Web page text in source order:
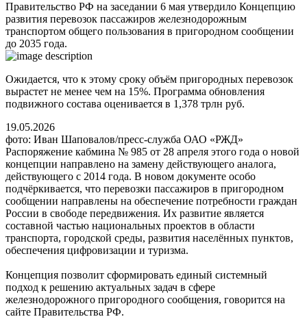
Правительство РФ на заседании 6 мая утвердило Концепцию
развития перевозок пассажиров железнодорожным
транспортом общего пользования в пригородном сообщении
до 2035 года.
Ожидается, что к этому сроку объём пригородных перевозок
вырастет не менее чем на 15%. Программа обновления
подвижного состава оценивается в 1,378 трлн руб.
19.05.2026
фото: Иван Шаповалов/пресс-служба ОАО «РЖД»
Распоряжение кабмина № 985 от 28 апреля этого года о новой
концепции направлено на замену действующего аналога,
действующего с 2014 года. В новом документе особо
подчёркивается, что перевозки пассажиров в пригородном
сообщении направлены на обеспечение потребности граждан
России в свободе передвижения. Их развитие является
составной частью национальных проектов в области
транспорта, городской среды, развития населённых пунктов,
обеспечения цифровизации и туризма.
Концепция позволит сформировать единый системный
подход к решению актуальных задач в сфере
железнодорожного пригородного сообщения, говорится на
сайте Правительства РФ.